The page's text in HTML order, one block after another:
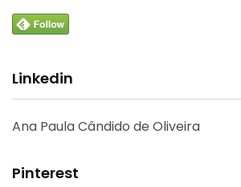
Linkedin
Ana Paula Cândido de Oliveira
Pinterest